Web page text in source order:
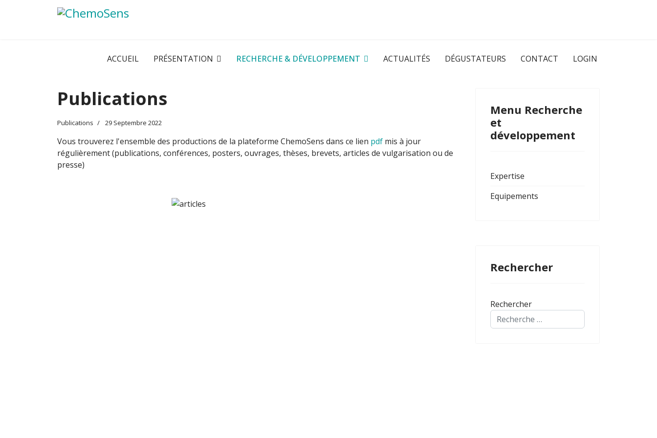
ACCUEIL PRÉSENTATION RECHERCHE & DÉVELOPPEMENT ACTUALITÉS DÉGUSTATEURS CONTACT LOGIN
Publications
Publications 29 Septembre 2022
Vous trouverez l'ensemble des productions de la plateforme ChemoSens dans ce lien pdf mis à jour
régulièrement (publications, conférences, posters, ouvrages, thèses, brevets, articles de vulgarisation ou de
presse)
Menu Recherche
et
développement
Expertise
Equipements
Rechercher
Rechercher